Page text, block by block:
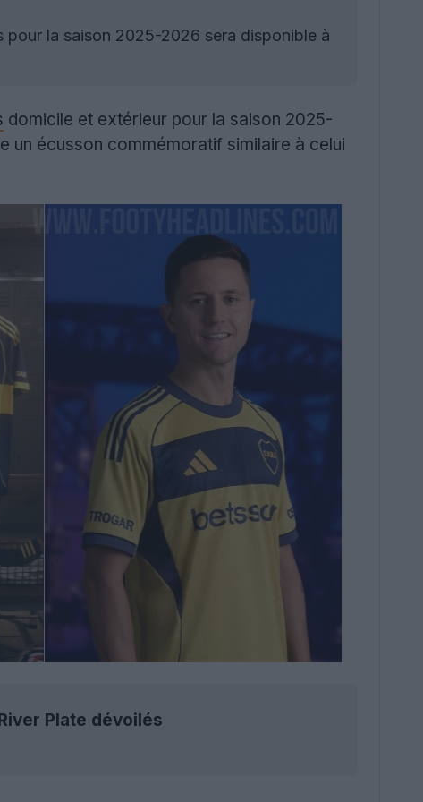
la saison 2025-2026 sera disponible à
domicile et extérieur pour la saison 2025-
un écusson commémoratif similaire à celui
Plate dévoilés